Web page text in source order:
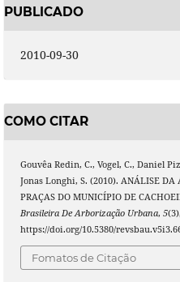
PUBLICADO
2010-09-30
COMO CITAR
Gouvêa Redin, C., Vogel, C., Daniel
Jonas Longhi, S. (2010). ANÁLISE DA
PRAÇAS DO MUNICÍPIO DE
Brasileira De Arborização Urbana, 5
https://doi.org/10.5380/
Fomatos de Citação